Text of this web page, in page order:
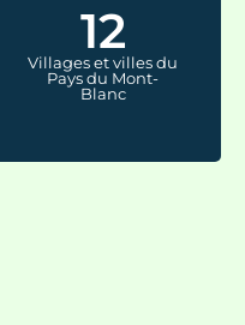
12
Villages et villes du
Pays du Mont-
Blanc